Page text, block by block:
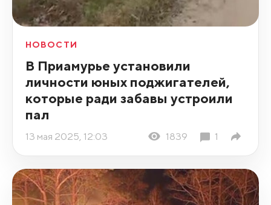
НОВОСТИ
В Приамурье установили
личности юных поджигателей,
которые ради забавы устроили
пал
13 мая 2025, 12:03 1839 1